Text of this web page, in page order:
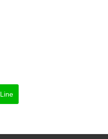
Line